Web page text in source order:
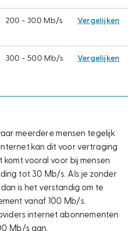
200 - 300 Mb/s Vergelijken
300 - 500 Mb/s Vergelijken
meerdere mensen tegelijk
kan dit voor vertraging
komt vooral voor bij mensen
tot 30 Mb/s. Als je zonder
is het verstandig om te
vanaf 100 Mb/s.
internet abonnementen
Mb/s aan.